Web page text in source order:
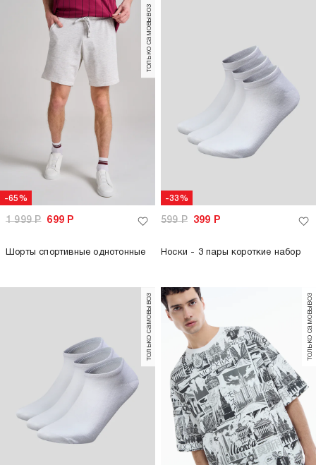
-65%
только самовывоз
1 999Р 699 Р
Шорты спортивные однотонные
-33%
599Р 399 Р
Носки - 3 пары короткие набор
только самовывоз только самовывоз